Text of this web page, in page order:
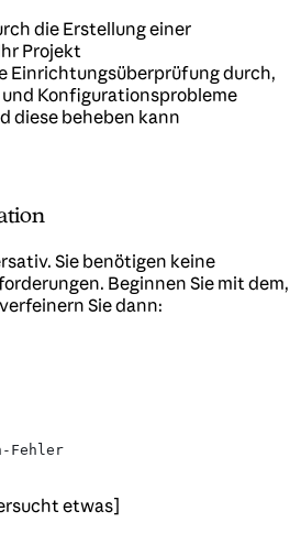
die Erstellung einer
Projekt
Einrichtungsüberprüfung durch,
Konfigurationsprobleme
diese beheben kann
Sie benötigen keine
Beginnen Sie mit dem,
Sie dann:
Fehler
etwas]